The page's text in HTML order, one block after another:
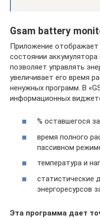
Gsam battery
Приложение
состоянии
позволяет управлять
увеличивает его время
ненужных программ. В
информационных
% оставшегося
время полного
пассивном
температура и
статистические
энергоресурсов
Эта программа дает